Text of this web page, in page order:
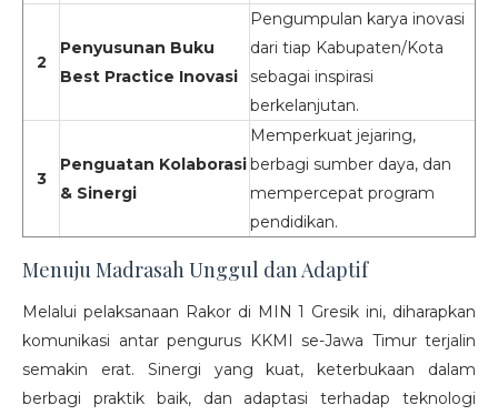
2
Penyusunan Buku
Best Practice Inovasi
Pengumpulan karya inovasi
dari tiap Kabupaten/Kota
sebagai inspirasi
berkelanjutan.
3
Penguatan Kolaborasi
& Sinergi
Memperkuat jejaring,
berbagi sumber daya, dan
mempercepat program
pendidikan.
Menuju Madrasah Unggul dan Adaptif
Melalui pelaksanaan Rakor di MIN 1 Gresik ini, diharapkan
komunikasi antar pengurus KKMI se-Jawa Timur terjalin
semakin erat. Sinergi yang kuat, keterbukaan dalam
berbagi praktik baik, dan adaptasi terhadap teknologi